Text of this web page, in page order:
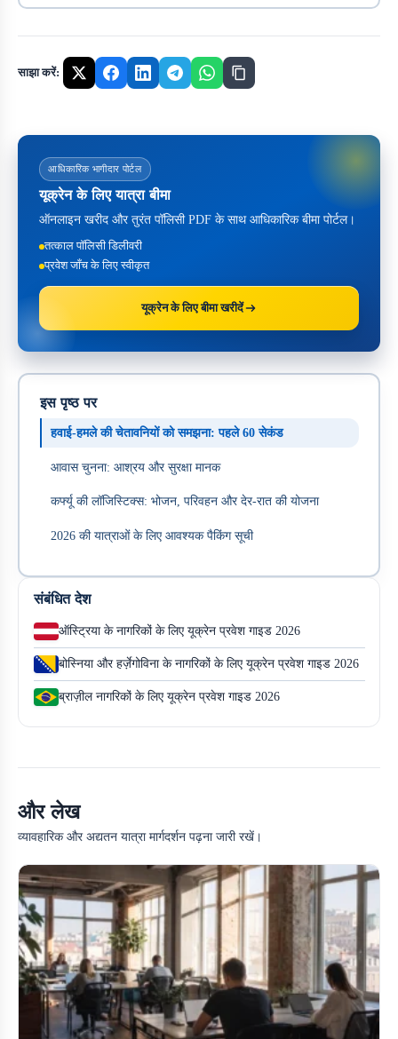
साझा करें:
आधिकारिक भागीदार पोर्टल
यूक्रेन के लिए यात्रा बीमा
ऑनलाइन खरीद और तुरंत पॉलिसी PDF के साथ आधिकारिक बीमा पोर्टल।
तत्काल पॉलिसी डिलीवरी
प्रवेश जाँच के लिए स्वीकृत
यूक्रेन के लिए बीमा खरीदें
इस पृष्ठ पर
हवाई-हमले की चेतावनियों को समझना: पहले 60 सेकंड
आवास चुनना: आश्रय और सुरक्षा मानक
कर्फ्यू की लॉजिस्टिक्स: भोजन, परिवहन और देर-रात की योजना
2026 की यात्राओं के लिए आवश्यक पैकिंग सूची
संबंधित देश
ऑस्ट्रिया के नागरिकों के लिए यूक्रेन प्रवेश गाइड 2026
बोस्निया और हर्ज़ेगोविना के नागरिकों के लिए यूक्रेन प्रवेश गाइड 2026
ब्राज़ील नागरिकों के लिए यूक्रेन प्रवेश गाइड 2026
और लेख
व्यावहारिक और अद्यतन यात्रा मार्गदर्शन पढ़ना जारी रखें।